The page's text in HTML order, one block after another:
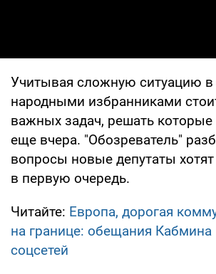
Учитывая сложную ситуацию в
народными избранниками
важных задач, решать
еще вчера. "Обозреватель"
вопросы новые депутаты
в первую очередь.
Читайте: Европа, дорогая
на границе: обещания Кабмина
соцсетей